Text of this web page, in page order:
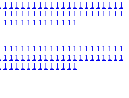
1 1 1 1 1 1 1 1 1 1 1 1 1 1 1 1 1 1 1 1 1
1 1 1 1 1 1 1 1 1 1 1 1 1 1 1 1 1 1 1 1 1
1 1 1 1 1 1 1 1 1 1 1 1 1
1 1 1 1 1 1 1 1 1 1 1 1 1 1 1 1 1 1 1 1 1
1 1 1 1 1 1 1 1 1 1 1 1 1 1 1 1 1 1 1 1 1
1 1 1 1 1 1 1 1 1 1 1 1 1